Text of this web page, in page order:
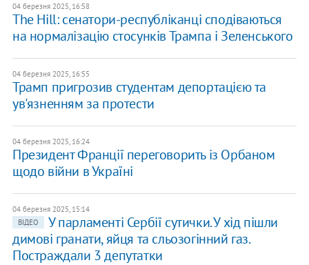
04 березня 2025, 16:58
The Hill: сенатори-республіканці сподіваються
на нормалізацію стосунків Трампа і Зеленського
04 березня 2025, 16:55
​Трамп пригрозив студентам депортацією та
ув'язненням за протести
04 березня 2025, 16:24
​Президент Франції переговорить із Орбаном
щодо війни в Україні
04 березня 2025, 15:14
ВІДЕО
У парламенті Сербії сутички. У хід пішли
димові гранати, яйця та сльозогінний газ.
Постраждали 3 депутатки